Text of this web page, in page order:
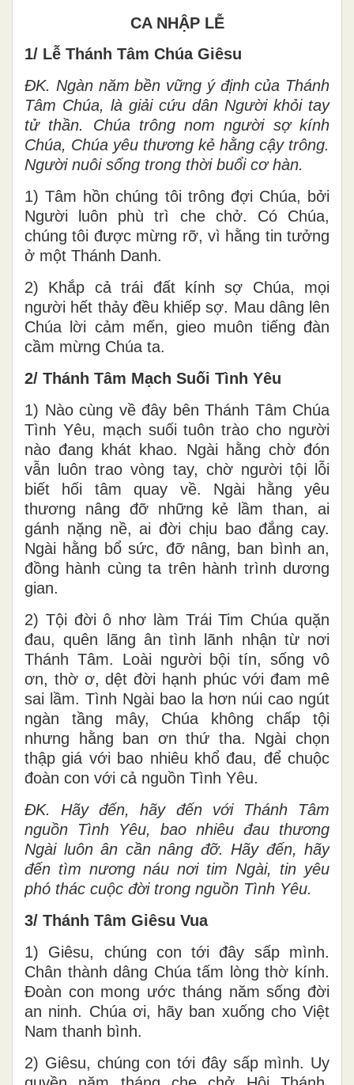
CA NHẬP LỄ
1/ Lễ Thánh Tâm Chúa Giêsu
ĐK. Ngàn năm bền vững ý định của Thánh
Tâm Chúa, là giải cứu dân Người khỏi tay
tử thần. Chúa trông nom người sợ kính
Chúa, Chúa yêu thương kẻ hằng cậy trông.
Người nuôi sống trong thời buổi cơ hàn.
1) Tâm hồn chúng tôi trông đợi Chúa, bởi
Người luôn phù trì che chở. Có Chúa,
chúng tôi được mừng rỡ, vì hằng tin tưởng
ở một Thánh Danh.
2) Khắp cả trái đất kính sợ Chúa, mọi
người hết thảy đều khiếp sợ. Mau dâng lên
Chúa lời cảm mến, gieo muôn tiếng đàn
cầm mừng Chúa ta.
2/ Thánh Tâm Mạch Suối Tình Yêu
1) Nào cùng về đây bên Thánh Tâm Chúa
Tình Yêu, mạch suối tuôn trào cho người
nào đang khát khao. Ngài hằng chờ đón
vẫn luôn trao vòng tay, chờ người tội lỗi
biết hối tâm quay về. Ngài hằng yêu
thương nâng đỡ những kẻ lầm than, ai
gánh nặng nề, ai đời chịu bao đắng cay.
Ngài hằng bổ sức, đỡ nâng, ban bình an,
đồng hành cùng ta trên hành trình dương
gian.
2) Tội đời ô nhơ làm Trái Tim Chúa quặn
đau, quên lãng ân tình lãnh nhận từ nơi
Thánh Tâm. Loài người bội tín, sống vô
ơn, thờ ơ, dệt đời hạnh phúc với đam mê
sai lầm. Tình Ngài bao la hơn núi cao ngút
ngàn tầng mây, Chúa không chấp tội
nhưng hằng ban ơn thứ tha. Ngài chọn
thập giá với bao nhiêu khổ đau, để chuộc
đoàn con với cả nguồn Tình Yêu.
ĐK. Hãy đến, hãy đến với Thánh Tâm
nguồn Tình Yêu, bao nhiêu đau thương
Ngài luôn ân cần nâng đỡ. Hãy đến, hãy
đến tìm nương náu nơi tim Ngài, tin yêu
phó thác cuộc đời trong nguồn Tình Yêu.
3/ Thánh Tâm Giêsu Vua
1) Giêsu, chúng con tới đây sấp mình.
Chân thành dâng Chúa tấm lòng thờ kính.
Ðoàn con mong ước tháng năm sống đời
an ninh. Chúa ơi, hãy ban xuống cho Việt
Nam thanh bình.
2) Giêsu, chúng con tới đây sấp mình. Uy